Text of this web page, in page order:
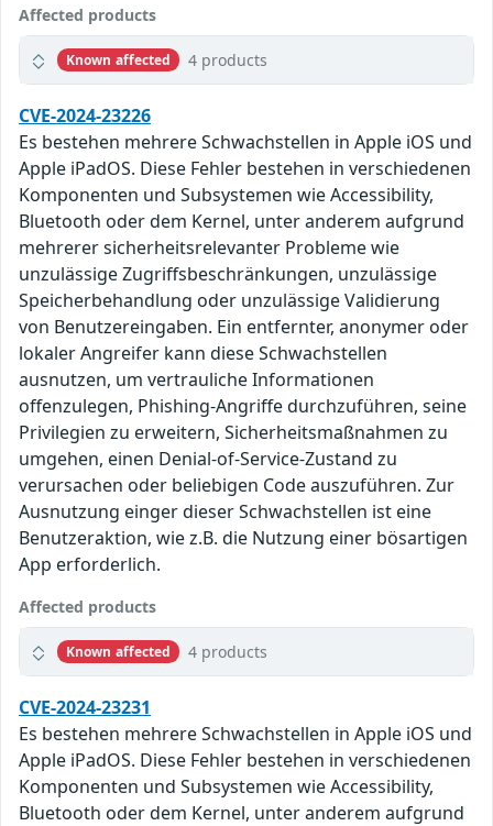
Affected products
Known affected 4 products
CVE-2024-23226
Es bestehen mehrere Schwachstellen in Apple iOS und
Apple iPadOS. Diese Fehler bestehen in verschiedenen
Komponenten und Subsystemen wie Accessibility,
Bluetooth oder dem Kernel, unter anderem aufgrund
mehrerer sicherheitsrelevanter Probleme wie
unzulässige Zugriffsbeschränkungen, unzulässige
Speicherbehandlung oder unzulässige Validierung
von Benutzereingaben. Ein entfernter, anonymer oder
lokaler Angreifer kann diese Schwachstellen
ausnutzen, um vertrauliche Informationen
offenzulegen, Phishing-Angriffe durchzuführen, seine
Privilegien zu erweitern, Sicherheitsmaßnahmen zu
umgehen, einen Denial-of-Service-Zustand zu
verursachen oder beliebigen Code auszuführen. Zur
Ausnutzung einger dieser Schwachstellen ist eine
Benutzeraktion, wie z.B. die Nutzung einer bösartigen
App erforderlich.
Affected products
Known affected 4 products
CVE-2024-23231
Es bestehen mehrere Schwachstellen in Apple iOS und
Apple iPadOS. Diese Fehler bestehen in verschiedenen
Komponenten und Subsystemen wie Accessibility,
Bluetooth oder dem Kernel, unter anderem aufgrund